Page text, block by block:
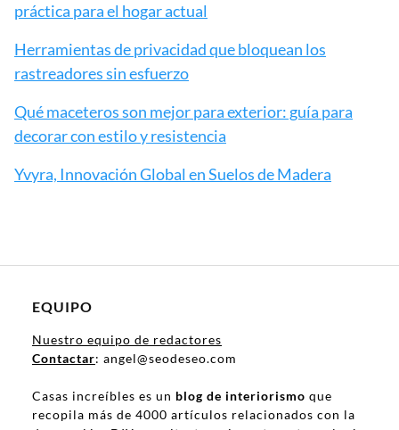
práctica para el hogar actual
Herramientas de privacidad que bloquean los
rastreadores sin esfuerzo
Qué maceteros son mejor para exterior: guía para
decorar con estilo y resistencia
Yvyra, Innovación Global en Suelos de Madera
EQUIPO
Nuestro equipo de redactores
Contactar: angel@seodeseo.com
Casas increíbles es un blog de interiorismo que
recopila más de 4000 artículos relacionados con la